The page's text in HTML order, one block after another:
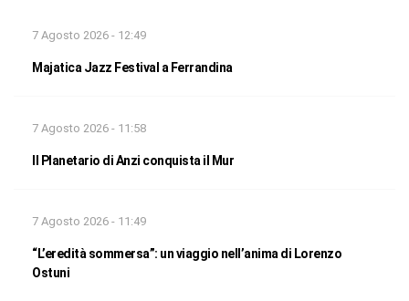
7 Agosto 2026 - 12:49
Majatica Jazz Festival a Ferrandina
7 Agosto 2026 - 11:58
Il Planetario di Anzi conquista il Mur
7 Agosto 2026 - 11:49
“L’eredità sommersa”: un viaggio nell’anima di Lorenzo
Ostuni